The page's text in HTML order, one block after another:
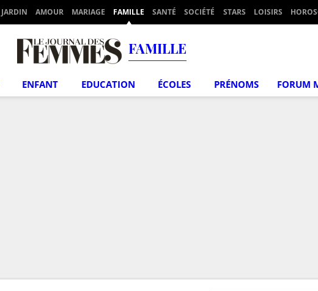
JARDIN AMOUR MARIAGE FAMILLE SANTÉ SOCIÉTÉ STARS LOISIRS
FAMILLE
ENFANT EDUCATION ÉCOLES PRÉNOMS FORUM